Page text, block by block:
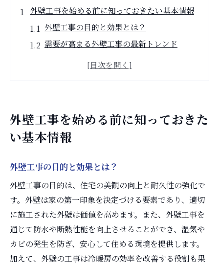
外壁工事を始める前に知っておきたい基本情報
外壁工事の目的と効果とは？
需要が高まる外壁工事の最新トレンド
外壁工事に必要な許可と手続き
専門家が教える外壁工事の基礎知識
東京都東村山市廻田町で外壁工事をする際の計
地元の気候に適した外壁材とは？
予算内で最大効果を引き出す計画の立て方
施工スケジュール作成の重要ポイント
地域の規制と外壁工事で注意すべき法律
隣近所への配慮とトラブル回避の方法
成功するための外壁工事計画の事例
外壁工事を始める前に知っておきた
い基本情報
外壁工事の目的と効果とは？
外壁工事の目的は、住宅の美観の向上と耐久性の強化で
す。外壁は家の第一印象を決定づける要素であり、適切
に施工された外壁は価値を高めます。また、外壁工事を
通じて防水や断熱性能を向上させることができ、湿気や
カビの発生を防ぎ、安心して住める環境を提供します。
加えて、外壁の工事は冷暖房の効率を改善する役割も果